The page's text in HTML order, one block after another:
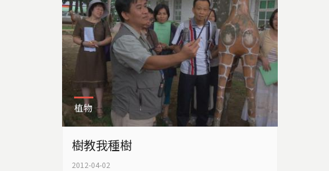
植物
樹教我種樹
2012-04-02